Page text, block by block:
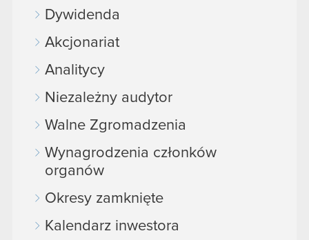
Dywidenda
Akcjonariat
Analitycy
Niezależny audytor
Walne Zgromadzenia
Wynagrodzenia członków
organów
Okresy zamknięte
Kalendarz inwestora